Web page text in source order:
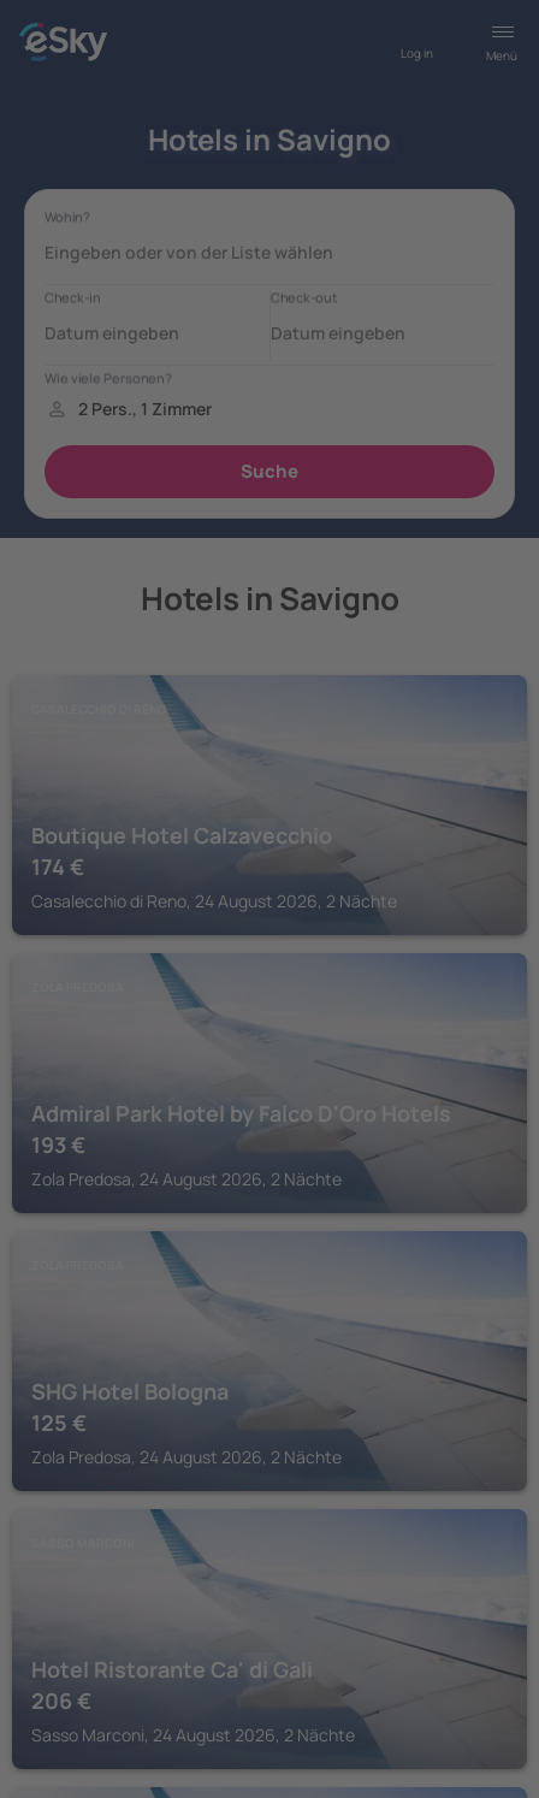
Menü
Log in
Hotels in Savigno
Hotels in Savigno
CASALECCHIO DI RENO
Boutique Hotel Calzavecchio
174 €
Casalecchio di Reno, 24 August 2026, 2 Nächte
Admiral Park Hotel by Falco D'Oro Hotels
193 €
Zola Predosa, 24 August 2026, 2 Nächte
SHG Hotel Bologna
125 €
Zola Predosa, 24 August 2026, 2 Nächte
Hotel Ristorante Ca' di Gali
206 €
Sasso Marconi, 24 August 2026, 2 Nächte